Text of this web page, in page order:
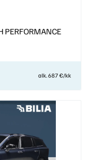
PERFORMANCE
alk. 687 €/kk